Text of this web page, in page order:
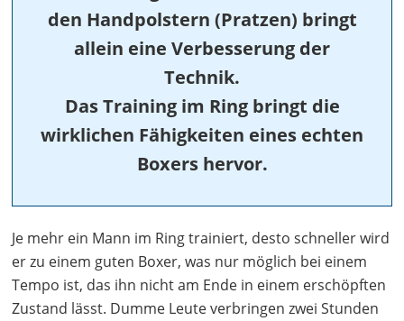
den Handpolstern (Pratzen) bringt
allein eine Verbesserung der
Technik.
Das Training im Ring bringt die
wirklichen Fähigkeiten eines echten
Boxers hervor.
Je mehr ein Mann im Ring trainiert, desto schneller wird
er zu einem guten Boxer, was nur möglich bei einem
Tempo ist, das ihn nicht am Ende in einem erschöpften
Zustand lässt. Dumme Leute verbringen zwei Stunden